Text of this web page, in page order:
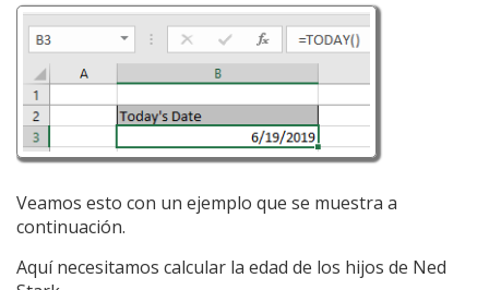
Veamos esto con un ejemplo que se muestra a
continuación.
Aquí necesitamos calcular la edad de los hijos de Ned